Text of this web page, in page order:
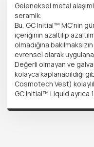
Geleneksel metal
seramik.
Bu, GC Initial™ MC'nin
içeriğinin azaltılıp
olmadığına
evrensel olarak
Değerli olmayan ve
kolayca kaplanabildiği
Cosmotech Vest)
GC Initial™ Liquid ayrıca